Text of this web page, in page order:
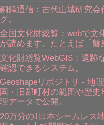
銅鐸通信：古代山城研究会
グ。
全国文化財総覧：webで文
が読めます。たとえば「磐
文化財総覧WebGIS：遺跡
確認できるシステム。
Geoshapeリポジトリ - 地
国・旧郡町村の範囲や歴
理データで公開。
20万分の1日本シームレス